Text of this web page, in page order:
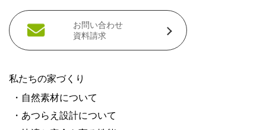
お問い合わせ
資料請求
私たちの家づくり
・自然素材について
・あつらえ設計について